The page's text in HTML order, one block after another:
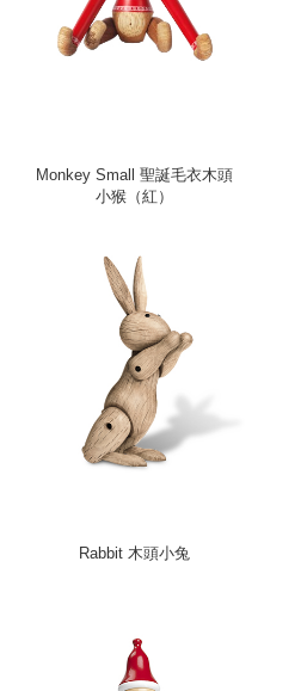
Monkey Small 聖誕毛衣木頭
小猴（紅）
Rabbit 木頭小兔